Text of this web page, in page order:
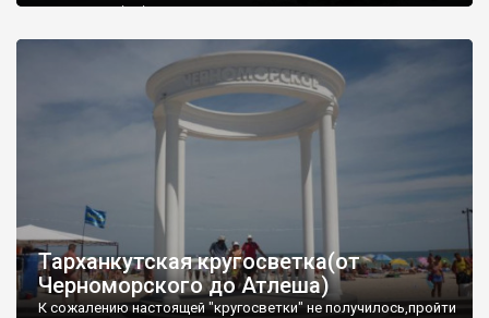
запрошую відвідати це
Тарханкутская кругосветка(от
Черноморского до Атлеша)
К сожалению настоящей "кругосветки" не получилось,пройти